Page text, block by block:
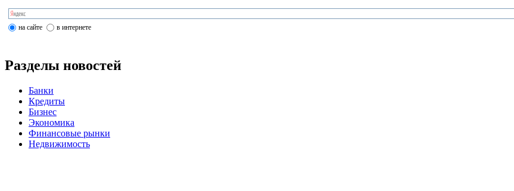
на сайте в интернете
Разделы новостей
Банки
Кредиты
Бизнес
Экономика
Финансовые рынки
Недвижимость